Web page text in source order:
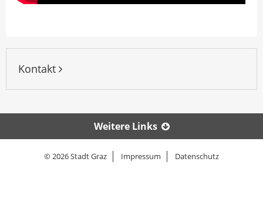
Kontakt
Weitere Links
© 2026 Stadt Graz Impressum Datenschutz